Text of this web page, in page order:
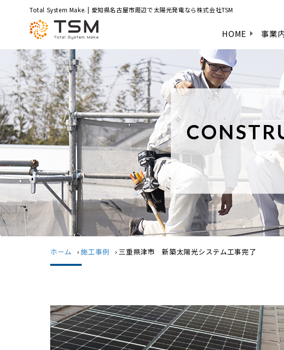
Total System Make. | 愛知県名古屋市周辺で太陽光発電なら株式会社TSM
HOME 事業
ホーム ›施工事例 ›三重県津市 新築太陽光システム工事完了